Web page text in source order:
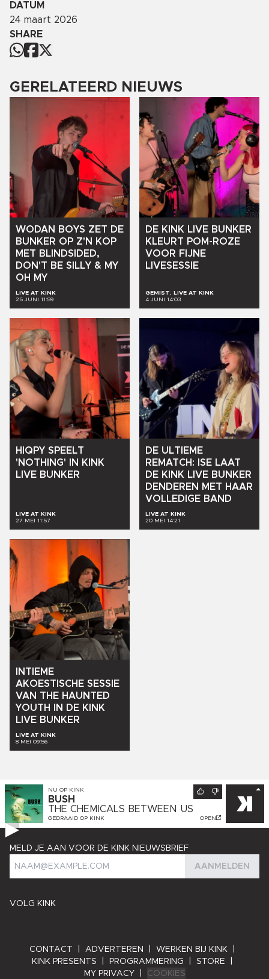
DATUM
24 maart 2026
SHARE
GERELATEERD NIEUWS
WODAN BOYS ZET DE
BUNKER OP Z'N
KOP
MET BLINDSIDED,
DON'T BE SILLY & MY
OH
MY
LIVE AT KINK
25 JUNI 11:59
DE KINK LIVE BUNKER
KLEURT POM-ROZE
VOOR FIJNE
LIVESESSIE
GEMIST, LIVE AT KINK
4 JUNI 14:03
HIQPY SPEELT
'NOTHING'
IN
KINK
LIVE BUNKER
LIVE AT KINK
27 MEI 11:57
DE ULTIEME
REMATCH:
ISE LAAT
DE KINK LIVE BUNKER
DENDEREN
MET HAAR
VOLLEDIGE BAND
LIVE AT KINK
20 MEI 14:21
INTIEME
AKOESTISCHE SESSIE
VAN THE HAUNTED
YOUTH
IN DE KINK
LIVE BUNKER
LIVE AT KINK
8 MEI 09:56
NU OP KINK
BUSH
THE CHEMICALS BETWEEN US
GEDRAAID OP KINK OPEN
VOLG KINK
MELD JE AAN VOOR DE KINK NIEUWSBRIEF
AANMELDEN
CONTACT ADVERTEREN WERKEN BIJ KINK
KINK PRESENTS
PROGRAMMERING STORE
MY PRIVACY
COOKIES